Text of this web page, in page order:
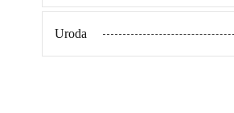
Uroda